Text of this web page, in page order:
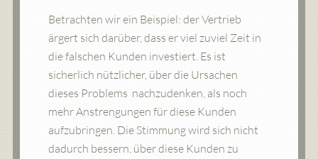
Betrachten wir ein Beispiel: der Vertrieb
ärgert sich darüber, dass er viel zuviel Zeit in
die falschen Kunden investiert. Es ist
sicherlich nützlicher, über die Ursachen
dieses Problems nachzudenken, als noch
mehr Anstrengungen für diese Kunden
aufzubringen. Die Stimmung wird sich nicht
dadurch bessern, über diese Kunden zu